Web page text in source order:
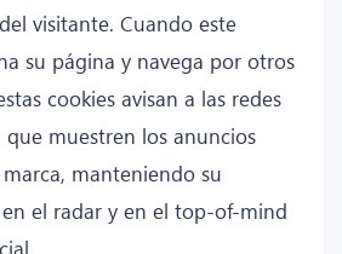
visitante. Cuando este
su página y navega por otros
cookies avisan a las redes
muestren los anuncios
manteniendo su
el radar y en el top-of-mind